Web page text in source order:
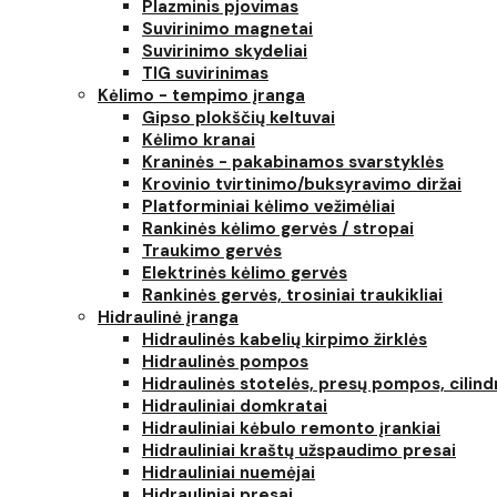
Plazminis pjovimas
Suvirinimo magnetai
Suvirinimo skydeliai
TIG suvirinimas
Kėlimo - tempimo įranga
Gipso plokščių keltuvai
Kėlimo kranai
Kraninės - pakabinamos svarstyklės
Krovinio tvirtinimo/buksyravimo diržai
Platforminiai kėlimo vežimėliai
Rankinės kėlimo gervės / stropai
Traukimo gervės
Elektrinės kėlimo gervės
Rankinės gervės, trosiniai traukikliai
Hidraulinė įranga
Hidraulinės kabelių kirpimo žirklės
Hidraulinės pompos
Hidraulinės stotelės, presų pompos,
Hidrauliniai domkratai
Hidrauliniai kėbulo remonto įrankiai
Hidrauliniai kraštų užspaudimo presai
Hidrauliniai nuemėjai